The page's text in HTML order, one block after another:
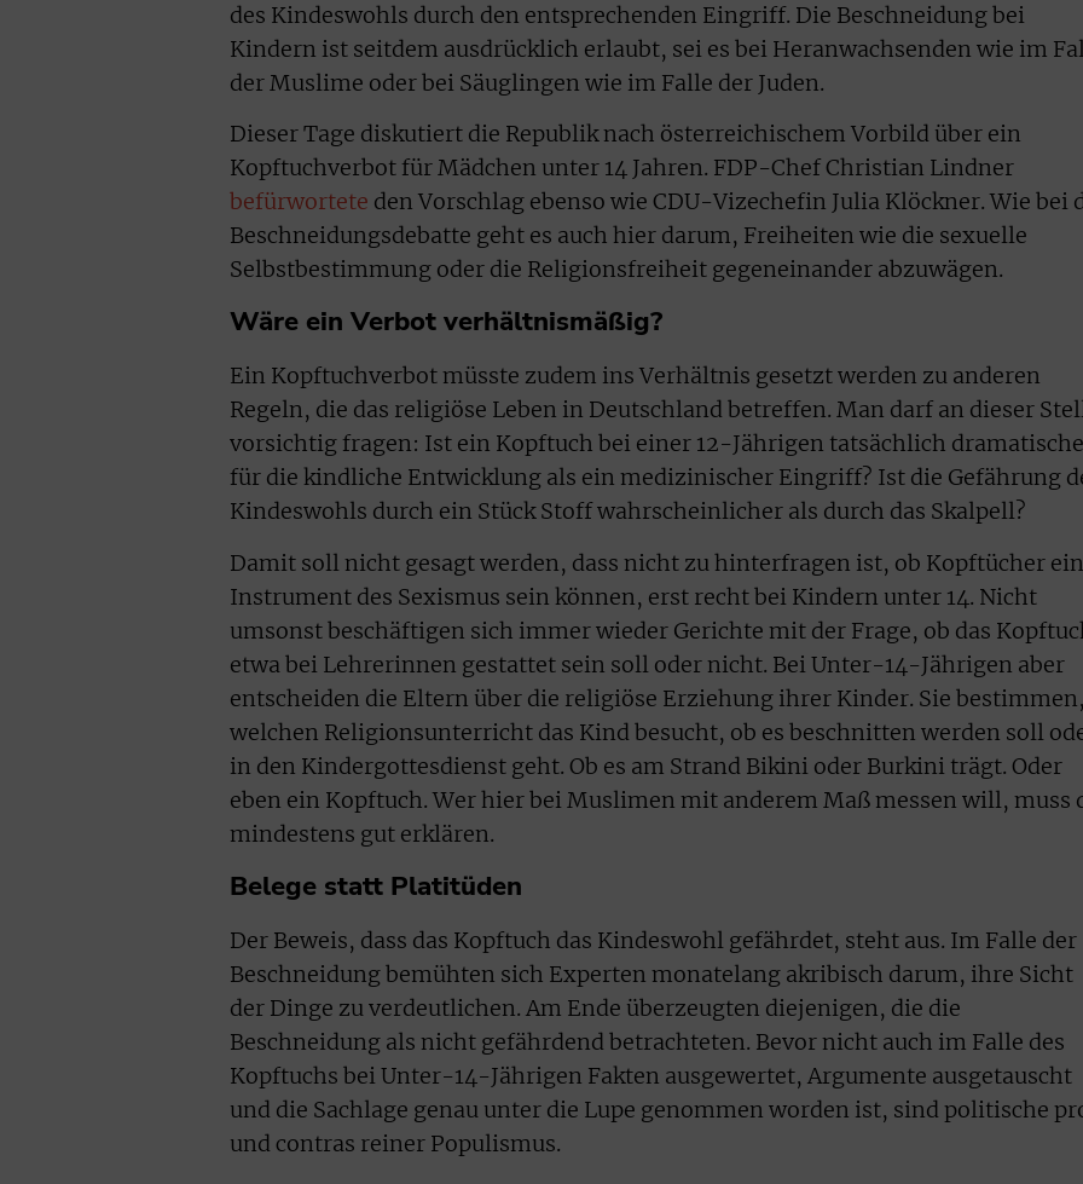
des Kindeswohls durch den entsprechenden Eingriff. Die Beschneidung bei
Kindern ist seitdem ausdrücklich erlaubt, sei es bei Heranwachsenden wie im
der Muslime oder bei Säuglingen wie im Falle der Juden.
Dieser Tage diskutiert die Republik nach österreichischem Vorbild über ein
Kopftuchverbot für Mädchen unter 14 Jahren. FDP-Chef Christian Lindner
befürwortete den Vorschlag ebenso wie CDU-Vizechefin Julia Klöckner. Wie bei
Beschneidungsdebatte geht es auch hier darum, Freiheiten wie die sexuelle
Selbstbestimmung oder die Religionsfreiheit gegeneinander abzuwägen.
Wäre ein Verbot verhältnismäßig?
Ein Kopftuchverbot müsste zudem ins Verhältnis gesetzt werden zu anderen
Regeln, die das religiöse Leben in Deutschland betreffen. Man darf an dieser
vorsichtig fragen: Ist ein Kopftuch bei einer 12-Jährigen tatsächlich
für die kindliche Entwicklung als ein medizinischer Eingriff? Ist die Gefährung
Kindeswohls durch ein Stück Stoff wahrscheinlicher als durch das Skalpell?
Damit soll nicht gesagt werden, dass nicht zu hinterfragen ist, ob Kopftücher ein
Instrument des Sexismus sein können, erst recht bei Kindern unter 14. Nicht
umsonst beschäftigen sich immer wieder Gerichte mit der Frage, ob das
etwa bei Lehrerinnen gestattet sein soll oder nicht. Bei Unter-14-Jährigen aber
entscheiden die Eltern über die religiöse Erziehung ihrer Kinder. Sie bestimmen,
welchen Religionsunterricht das Kind besucht, ob es beschnitten werden soll
in den Kindergottesdienst geht. Ob es am Strand Bikini oder Burkini trägt. Oder
eben ein Kopftuch. Wer hier bei Muslimen mit anderem Maß messen will, muss
mindestens gut erklären.
Belege statt Platitüden
Der Beweis, dass das Kopftuch das Kindeswohl gefährdet, steht aus. Im Falle der
Beschneidung bemühten sich Experten monatelang akribisch darum, ihre Sicht
der Dinge zu verdeutlichen. Am Ende überzeugten diejenigen, die die
Beschneidung als nicht gefährdend betrachteten. Bevor nicht auch im Falle des
Kopftuchs bei Unter-14-Jährigen Fakten ausgewertet, Argumente ausgetauscht
und die Sachlage genau unter die Lupe genommen worden ist, sind politische
und contras reiner Populismus.